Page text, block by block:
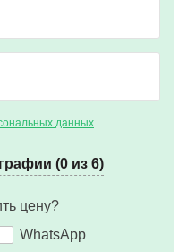
данных
(0 из 6)
цену?
WhatsApp